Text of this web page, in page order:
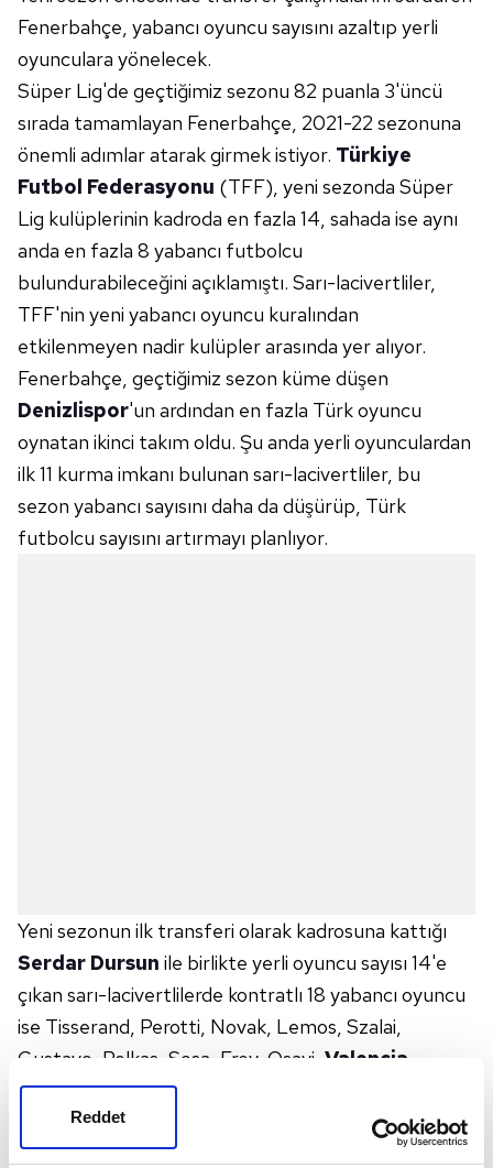
Reddet
Fenerbahçe, yabancı oyuncu sayısını azaltıp yerli
oyunculara yönelecek.
Süper Lig'de geçtiğimiz sezonu 82 puanla 3'üncü
sırada tamamlayan Fenerbahçe, 2021-22 sezonuna
önemli adımlar atarak girmek istiyor. Türkiye
Futbol Federasyonu (TFF), yeni sezonda Süper
Lig kulüplerinin kadroda en fazla 14, sahada ise aynı
anda en fazla 8 yabancı futbolcu
bulundurabileceğini açıklamıştı. Sarı-lacivertliler,
TFF'nin yeni yabancı oyuncu kuralından
etkilenmeyen nadir kulüpler arasında yer alıyor.
Fenerbahçe, geçtiğimiz sezon küme düşen
Denizlispor'un ardından en fazla Türk oyuncu
oynatan ikinci takım oldu. Şu anda yerli oyunculardan
ilk 11 kurma imkanı bulunan sarı-lacivertliler, bu
sezon yabancı sayısını daha da düşürüp, Türk
futbolcu sayısını artırmayı planlıyor.
Yeni sezonun ilk transferi olarak kadrosuna kattığı
Serdar Dursun ile birlikte yerli oyuncu sayısı 14'e
çıkan sarı-lacivertlilerde kontratlı 18 yabancı oyuncu
ise Tisserand, Perotti, Novak, Lemos, Szalai,
Gustavo, Pelkas, Sosa, Frey, Osayi, Valencia
Thiam, Kemal Ademi, Samatta, Allahyar, Dirar, Zajc
ve Zanka. Yönetim, yeni sezon öncesi bu isimlerden
bazılarını elemeyi düşünüyor.